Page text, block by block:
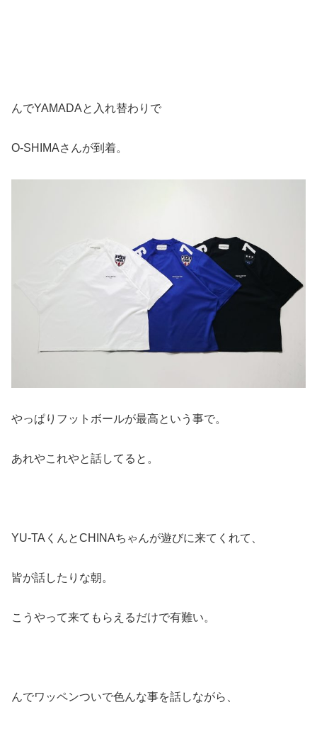
んでYAMADAと入れ替わりで
O-SHIMAさんが到着。
やっぱりフットボールが最高という事で。
あれやこれやと話してると。
YU-TAくんとCHINAちゃんが遊びに来てくれて、
皆が話したりな朝。
こうやって来てもらえるだけで有難い。
んでワッペンついで色んな事を話しながら、